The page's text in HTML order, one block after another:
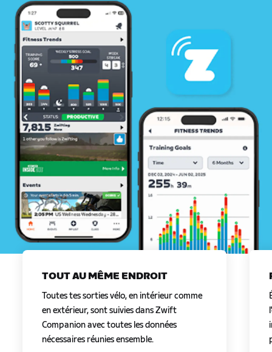
TOUT AU MÊME ENDROIT
Toutes tes sorties vélo, en intérieur comme
en extérieur, sont suivies dans Zwift
Companion avec toutes les données
nécessaires réunies ensemble.